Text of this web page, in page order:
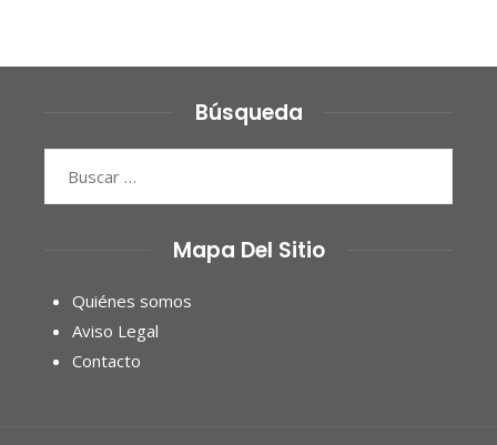
Búsqueda
Mapa Del Sitio
Quiénes somos
Aviso Legal
Contacto